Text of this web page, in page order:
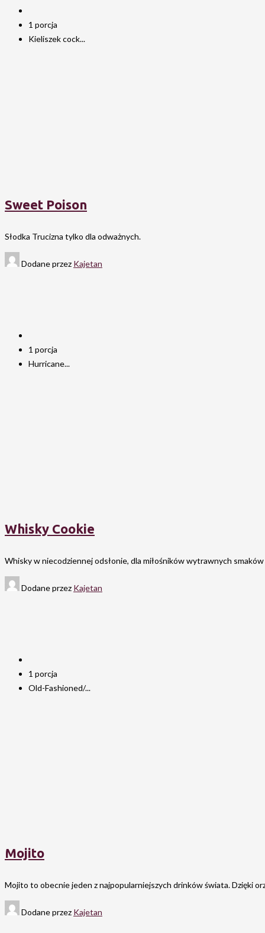
1 porcja
Kieliszek cock...
Sweet Poison
Słodka Trucizna tylko dla odważnych.
Dodane przez Kajetan
1 porcja
Hurricane...
Whisky Cookie
Whisky w niecodziennej odsłonie, dla miłośników wytrawnych smaków
Dodane przez Kajetan
1 porcja
Old-Fashioned/...
Mojito
Mojito to obecnie jeden z najpopularniejszych drinków świata. Dzięki
Dodane przez Kajetan